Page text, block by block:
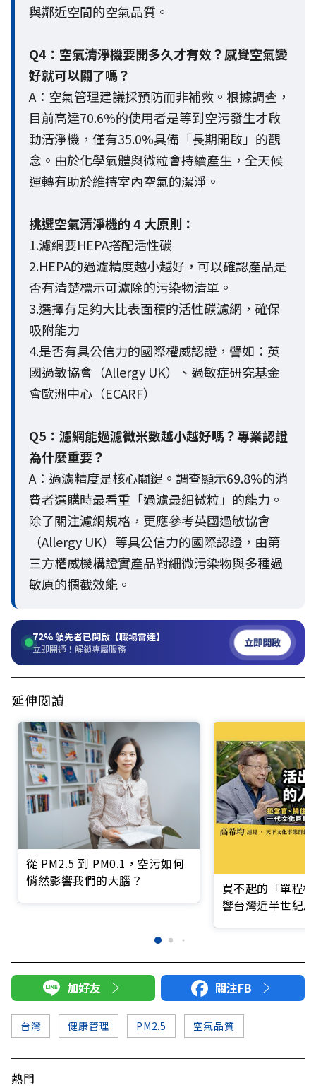
與鄰近空間的空氣品質。
Q4：空氣清淨機要開多久才有效？感覺空氣變
好就可以關了嗎？
A：空氣管理建議採預防而非補救。根據調查，
目前高達70.6%的使用者是等到空污發生才啟
動清淨機，僅有35.0%具備「長期開啟」的觀
念。由於化學氣體與微粒會持續產生，全天候
運轉有助於維持室內空氣的潔淨。
挑選空氣清淨機的 4 大原則：
1.濾網要HEPA搭配活性碳
2.HEPA的過濾精度越小越好，可以確認產品是
否有清楚標示可濾除的污染物清單。
3.選擇有足夠大比表面積的活性碳濾網，確保
吸附能力
4.是否有具公信力的國際權威認證，譬如：英
國過敏協會（Allergy UK）、過敏症研究基金
會歐洲中心（ECARF）
Q5：濾網能過濾微米數越小越好嗎？專業認證
為什麼重要？
A：過濾精度是核心關鍵。調查顯示69.8%的消
費者選購時最看重「過濾最細微粒」的能力。
除了關注濾網規格，更應參考英國過敏協會
（Allergy UK）等具公信力的國際認證，由第
三方權威機構證實產品對細微污染物與多種過
敏原的攔截效能。
72%領先者已開啟【職場雷達】
立即開通！解鎖專屬服務 立即開啟
延伸閱讀
從 PM2.5 到 PM0.1，空污如何
悄然影響我們的大腦？
買不起的「單程
響台灣近半世紀
加好友 關注FB
台灣 健康管理 PM2.5 空氣品質
熱門